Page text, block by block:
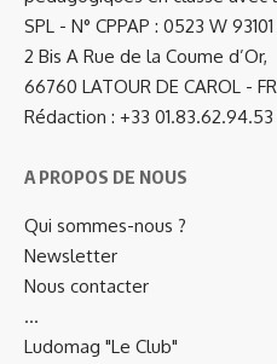
SPL - N° CPPAP : 0523 W 93101
2 Bis A Rue de la Coume d’Or,
66760 LATOUR DE CAROL -
Rédaction : +33 01.83.62.94.53
A PROPOS DE NOUS
Qui sommes-nous ?
Newsletter
Nous contacter
…
Ludomag "Le Club"